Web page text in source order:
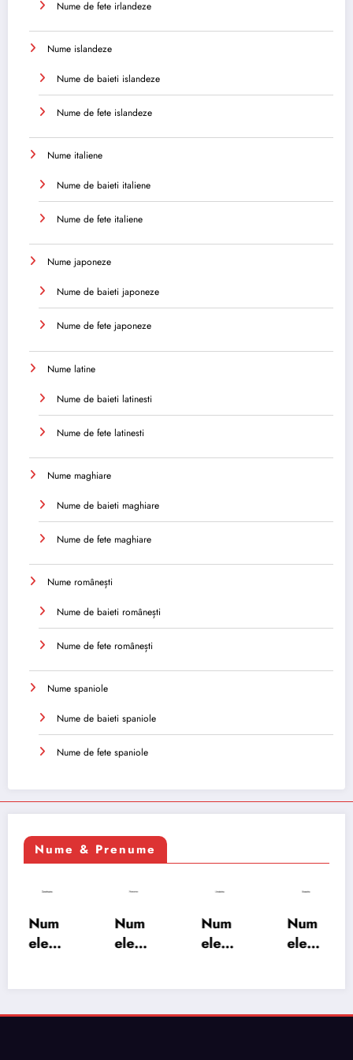
Nume de fete irlandeze
Nume islandeze
Nume de baieti islandeze
Nume de fete islandeze
Nume italiene
Nume de baieti italiene
Nume de fete italiene
Nume japoneze
Nume de baieti japoneze
Nume de fete japoneze
Nume latine
Nume de baieti latinesti
Nume de fete latinesti
Nume maghiare
Nume de baieti maghiare
Nume de fete maghiare
Nume românești
Nume de baieti românești
Nume de fete românești
Nume spaniole
Nume de baieti spaniole
Nume de fete spaniole
Nume & Prenume
Num
ele
semn
Num
ele
semn
Num
ele
semn
Num
ele
ificați